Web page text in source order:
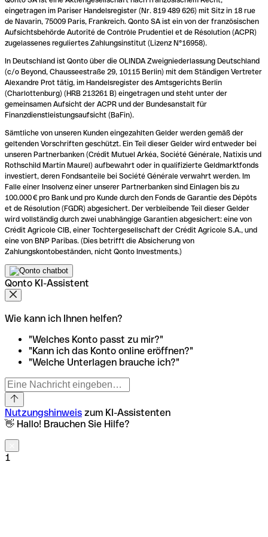
eingetragen im Pariser Handelsregister (Nr. 819 489 626) mit Sitz in 18 rue
de Navarin, 75009 Paris, Frankreich. Qonto SA ist ein von der französischen
Aufsichtsbehörde Autorité de Contrôle Prudentiel et de Résolution (ACPR)
zugelassenes reguliertes Zahlungsinstitut (Lizenz N°16958).
In Deutschland ist Qonto über die OLINDA Zweigniederlassung Deutschland
(c/o Beyond, Chausseestraße 29, 10115 Berlin) mit dem Ständigen Vertreter
Alexandre Prot tätig, im Handelsregister des Amtsgerichts Berlin
(Charlottenburg) (HRB 213261 B) eingetragen und steht unter der
gemeinsamen Aufsicht der ACPR und der Bundesanstalt für
Finanzdienstleistungsaufsicht (BaFin).
Sämtliche von unseren Kunden eingezahlten Gelder werden gemäß der
geltenden Vorschriften geschützt. Ein Teil dieser Gelder wird entweder bei
unseren Partnerbanken (Crédit Mutuel Arkéa, Société Générale, Natixis und
Rothschild Martin Maurel) aufbewahrt oder in qualifizierte Geldmarktfonds
investiert, deren Fondsanteile bei Société Générale verwahrt werden. Im
Falle einer Insolvenz einer unserer Partnerbanken sind Einlagen bis zu
100.000 € pro Bank und pro Kunde durch den Fonds de Garantie des Dépôts
et de Résolution (FGDR) abgesichert. Der verbleibende Teil dieser Gelder
wird vollständig durch zwei unabhängige Garantien abgesichert: eine von
Crédit Agricole CIB, einer Tochtergesellschaft der Crédit Agricole S.A., und
eine von BNP Paribas. (Dies betrifft die Absicherung von
Zahlungskontobeständen, nicht Qonto Investments.)
Qonto KI-Assistent
Wie kann ich Ihnen helfen?
"Welches Konto passt zu mir?"
"Kann ich das Konto online eröffnen?"
"Welche Unterlagen brauche ich?"
Nutzungshinweis zum KI-Assistenten
👋 Hallo! Brauchen Sie Hilfe?
1